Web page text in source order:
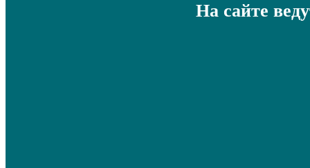
На сайте